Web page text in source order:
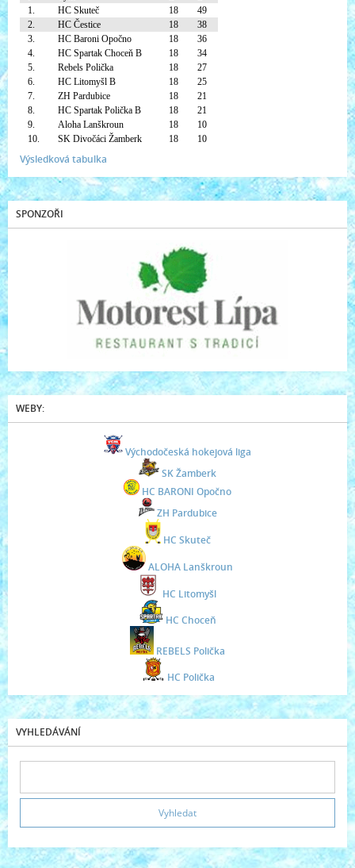
1.
HC Skuteč 18
49
2.
HC Čestice 18
38
3.
HC Baroni Opočno 18
36
4.
HC Spartak Choceň B 18
34
5.
Rebels Polička 18
27
6.
HC Litomyšl B 18
25
7.
ZH Pardubice 18
21
8.
HC Spartak Polička B 18
21
9.
Aloha Lanškroun 18
10
10.
SK Divočáci Žamberk 18 10
Výsledková tabulka
SPONZOŘI
WEBY:
Východočeská hokejová liga
SK Žamberk
HC BARONI Opočno
ZH Pardubice
HC Skuteč
ALOHA Lanškroun
HC Litomyšl
HC Choceň
REBELS Polička
HC Polička
VYHLEDÁVÁNÍ